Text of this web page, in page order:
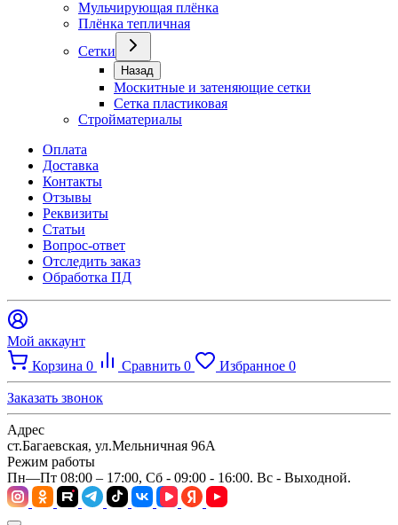
Мульчирующая плёнка
Плёнка тепличная
Сетки
Назад
Москитные и затеняющие сетки
Сетка пластиковая
Стройматериалы
Оплата
Доставка
Контакты
Отзывы
Реквизиты
Статьи
Вопрос-ответ
Отследить заказ
Обработка ПД
Мой аккаунт
Корзина 0 Сравнить 0 Избранное 0
Заказать звонок
Адрес
ст.Багаевская, ул.Мельничная 96А
Режим работы
Пн—Пт 08:00 – 17:00, Сб - 09:00 - 16:00. Вс - Выходной.